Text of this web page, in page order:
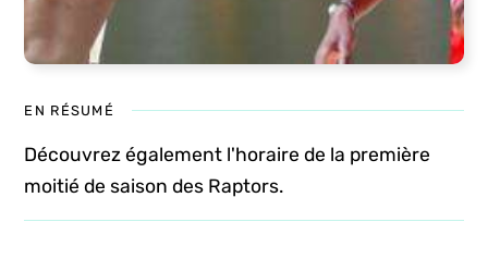
EN RÉSUMÉ
Découvrez également l'horaire de la première
moitié de saison des Raptors.